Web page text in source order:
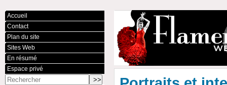
Accueil
Contact
Plan du site
Sites Web
En résumé
Espace privé